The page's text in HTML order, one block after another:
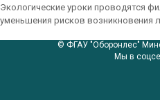
Экологические уроки проводятся
уменьшения рисков возникновения
© ФГАУ "Оборонлес"
Мы в